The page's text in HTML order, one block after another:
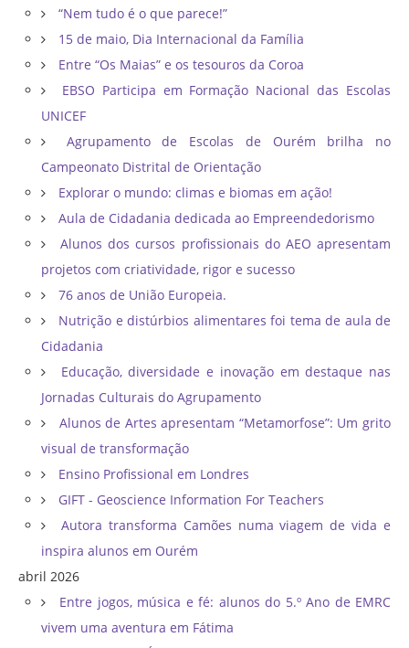
“Nem tudo é o que parece!”
15 de maio, Dia Internacional da Família
Entre “Os Maias” e os tesouros da Coroa
EBSO Participa em Formação Nacional das Escolas
UNICEF
Agrupamento de Escolas de Ourém brilha no
Campeonato Distrital de Orientação ​
Explorar o mundo: climas e biomas em ação!
Aula de Cidadania dedicada ao Empreendedorismo
Alunos dos cursos profissionais do AEO apresentam
projetos com criatividade, rigor e sucesso
76 anos de União Europeia.
Nutrição e distúrbios alimentares foi tema de aula de
Cidadania
Educação, diversidade e inovação em destaque nas
Jornadas Culturais do Agrupamento
Alunos de Artes apresentam “Metamorfose”: Um grito
visual de transformação
Ensino Profissional em Londres
GIFT - Geoscience Information For Teachers
Autora transforma Camões numa viagem de vida e
inspira alunos em Ourém
abril 2026
Entre jogos, música e fé: alunos do 5.º Ano de EMRC
vivem uma aventura em Fátima